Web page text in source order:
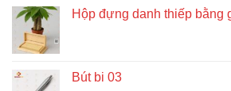
Hộp đựng danh thiếp bằng
Bút bi 03